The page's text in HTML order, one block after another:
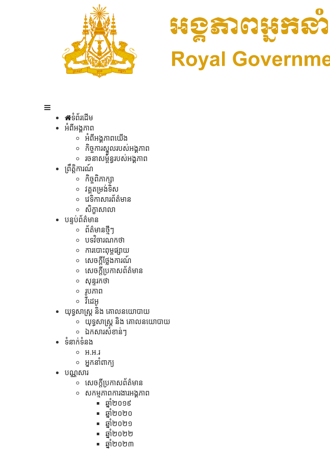
ទំព័រដើម
អំពីអង្គភាព
អំពីអង្គភាពយើង
កិច្ចការស្នូលរបស់អង្គភាព
រចនាសម្ព័ន្ធរបស់អង្គភាព
ព្រឹត្តិការណ៍
កិច្ចពិភាក្សា
វគ្គតម្រង់ទិស
វេទិកាសារព័ត៌មាន
សិក្ខាសាលា
បន្ទប់ព័ត៌មាន
ព័ត៌មានថ្មីៗ
បទវិចារណកថា
ការបោះពុម្ពផ្សាយ
សេចក្តីថ្លែងការណ៍
សេចក្ដីប្រកាសព័ត៌មាន
សុន្ទរកថា
រូបភាព
វីដេអូ
យុទ្ធសាស្រ្ត និង គោលនយោបាយ
យុទ្ធសាស្រ្ត និង គោលនយោបាយ
ឯកសារសំខាន់ៗ
ទំនាក់ទំនង
អ.អ.រ
អ្នកនាំពាក្យ
បណ្ណសារ
សេចក្តីប្រកាសព័ត៌មាន
សកម្មភាពការងារអង្គភាព
ឆ្នាំ២០១៩
ឆ្នាំ២០២០
ឆ្នាំ២០២១
ឆ្នាំ២០២២
ឆ្នាំ២០២៣